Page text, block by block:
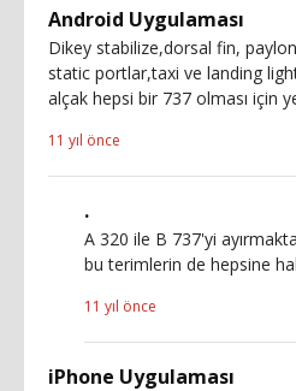
Android Uygulaması
Dikey stabilize,dorsal fin,
static portlar,taxi ve landing
alçak hepsi bir 737 olması için
11 yıl önce
.
A 320 ile B 737'yi
bu terimlerin de hepsine
11 yıl önce
iPhone Uygulaması